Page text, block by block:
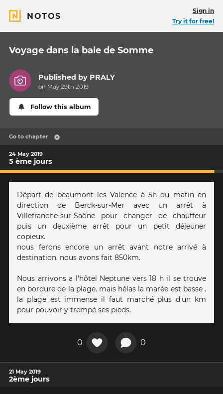
NOTOS
Sign in
Try it for free!
Voyage dans la baie de Somme
Published by PRALY
on May 29th 2019
Follow this album
Go to chapter
24 May 2019
5 ème jours
Départ de beaumont les Valence à 5h du matin en
direction de Berck-sur-Mer avec un arrêt à
Villefranche-sur-Saône pour changer de chauffeur
puis un deuxième arrêt pour un petit déjeuner
copieux.
nous ferons encore un arrêt avant notre arrivé à
destination. nous avons fait 850km.
Nous arrivons a l'hôtel Neptune vers 18 h il se trouve
en bordure de la plage. mais hélas la marée est basse .
la plage est immense il faut marché plus d'un km
pour pouvoir y trempé ses pieds.
0 0
21 May 2019
2ème jours